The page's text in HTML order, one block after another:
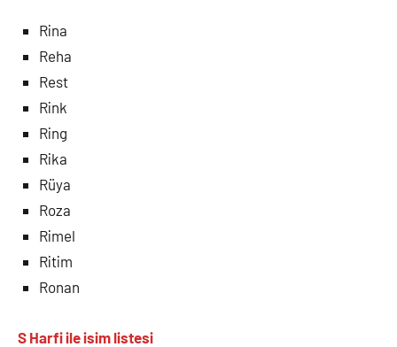
Rina
Reha
Rest
Rink
Ring
Rika
Rüya
Roza
Rimel
Ritim
Ronan
S Harfiile isim listesi